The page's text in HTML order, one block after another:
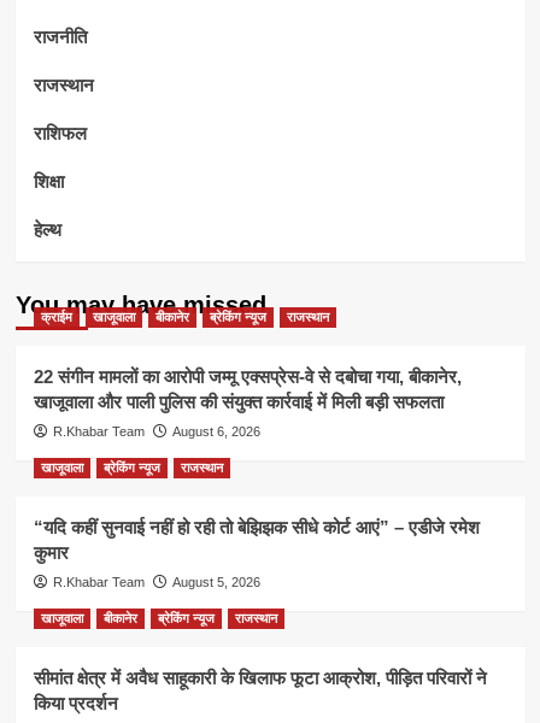
राजनीति
राजस्थान
राशिफल
शिक्षा
हेल्थ
You may have missed
क्राईम खाजूवाला बीकानेर ब्रेकिंग न्यूज राजस्थान
22 संगीन मामलों का आरोपी जम्मू एक्सप्रेस-वे से दबोचा गया, बीकानेर,
खाजूवाला और पाली पुलिस की संयुक्त कार्रवाई में मिली बड़ी सफलता
R.Khabar Team August 6, 2026
खाजूवाला ब्रेकिंग न्यूज राजस्थान
“यदि कहीं सुनवाई नहीं हो रही तो बेझिझक सीधे कोर्ट आएं” – एडीजे रमेश
कुमार
R.Khabar Team August 5, 2026
खाजूवाला बीकानेर ब्रेकिंग न्यूज राजस्थान
सीमांत क्षेत्र में अवैध साहूकारी के खिलाफ फूटा आक्रोश, पीड़ित परिवारों ने
किया प्रदर्शन